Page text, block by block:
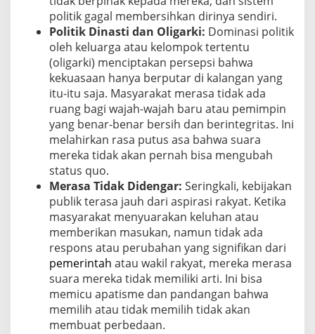
politik gagal membersihkan dirinya sendiri.
Politik Dinasti dan Oligarki: Dominasi politik
oleh keluarga atau kelompok tertentu
(oligarki) menciptakan persepsi bahwa
kekuasaan hanya berputar di kalangan yang
itu-itu saja. Masyarakat merasa tidak ada
ruang bagi wajah-wajah baru atau pemimpin
yang benar-benar bersih dan berintegritas. Ini
melahirkan rasa putus asa bahwa suara
mereka tidak akan pernah bisa mengubah
status quo.
Merasa Tidak Didengar: Seringkali, kebijakan
publik terasa jauh dari aspirasi rakyat. Ketika
masyarakat menyuarakan keluhan atau
memberikan masukan, namun tidak ada
respons atau perubahan yang signifikan dari
pemerintah atau wakil rakyat, mereka merasa
suara mereka tidak memiliki arti. Ini bisa
memicu apatisme dan pandangan bahwa
memilih atau tidak memilih tidak akan
membuat perbedaan.